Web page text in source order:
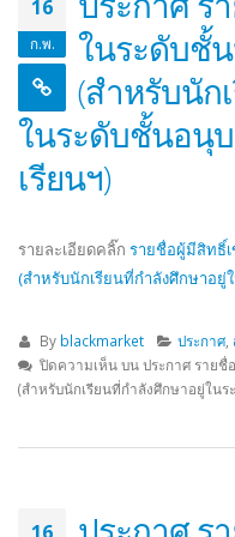
ก.พ.
ในระดับชั้
(สำหรับนัก
ในระดับชั้นอนุ
เรียนฯ)
รายละเอียดคลิ๊ก รายชื่อผู้มีสิทธิ์
(สำหรับนักเรียนที่กำลังศึกษาอยู่
By blackmarket ประกาศ
ปิดความเห็น
บน ประกาศ ราย
(สำหรับนักเรียนที่กำลังศึกษาอยู่ใน
16 ประกาศ ร